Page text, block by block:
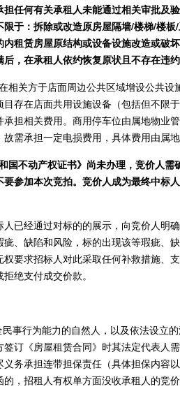
担任何有关承租人未能通过相关审批及
于：拆除或改造原房屋隔墙/楼梯/楼
租赁房屋原结构或设备设施改造或破
，在承租人依约恢复原状且不存在违
相关方于店面周边公共区域增设公共
存在店面共用设施设备（包括但不限
担相关费用。商用停车位由属地物业
需承担一定电损费用，具体费用由属
国不动产权证书》尚未办理，竞价人
参加本次竞拍。竞价人成为最终中标
已经通过对标的的展示，向竞价人明
、缺陷和风险，标的出现该等瑕疵、
要求招标人对此采取任何补救措施、
绝支付成交价款。
事行为能力的自然人，以及依法设立
订《房屋租赁合同》时其法定代表人
务承担连带担保责任（具体担保内容
，招租人有权单方面没收承租人的竞